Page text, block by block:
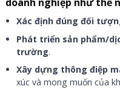
Xác định đúng đối
Phát triển sản phẩm/
trường.
Xây dựng thông điệp
xúc và mong muốn của